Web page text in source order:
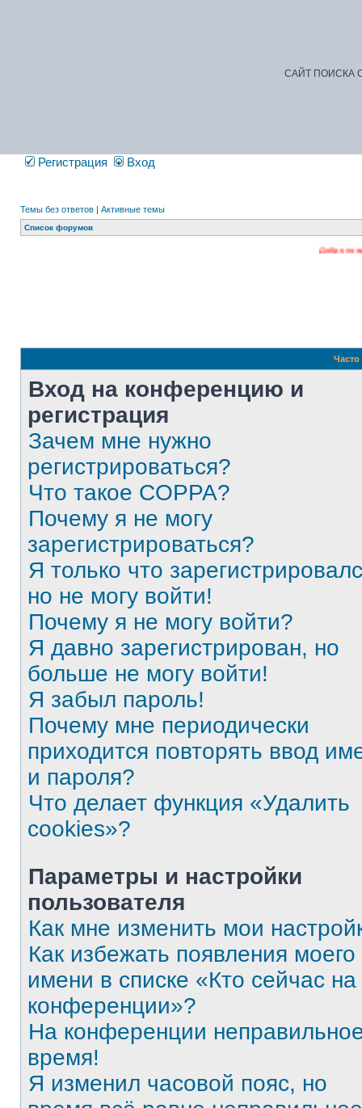
САЙТ ПОИСКА
Регистрация Вход
Темы без ответов | Активные темы
Список форумов
Добро пожаловать на
Вход на конференцию и
регистрация
Зачем мне нужно
регистрироваться?
Что такое COPPA?
Почему я не могу
зарегистрироваться?
Я только что
но не могу войти!
Почему я не могу войти?
Я давно зарегистрирован, но
больше не могу войти!
Я забыл пароль!
Почему мне периодически
приходится повторять ввод
и пароля?
Что делает функция «Удалить
cookies»?
Параметры и настройки
пользователя
Как мне изменить мои
Как избежать появления моего
имени в списке «Кто сейчас на
конференции»?
На конференции
время!
Я изменил часовой пояс, но